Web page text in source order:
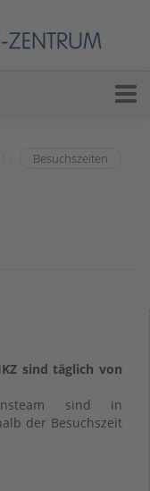
Besuchszeiten
sind täglich von
sind in
der Besuchszeit